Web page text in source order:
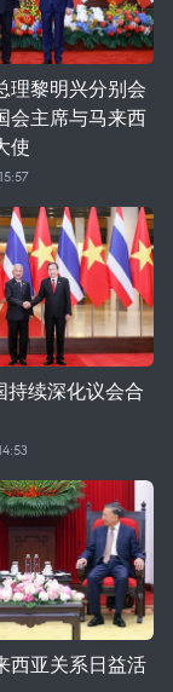
理黎明兴分别会
会主席与马来西
使
续深化议会合
西亚关系日益活